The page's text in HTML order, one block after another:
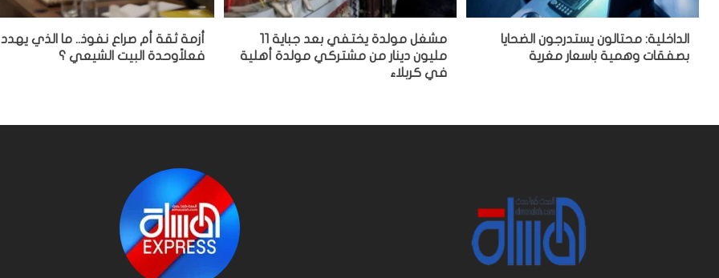
الداخلية: محتالون يستدرجون الضحايا
بصفقات وهمية باسعار مغرية
مشغل مولدة يختفي بعد جباية 11
مليون دينار من مشتركي مولدة أهلية
في كربلاء
أزمة ثقة أم صراع نفوذ.. ما الذي يهدد
فعلاًوحدة البيت الشيعي ؟